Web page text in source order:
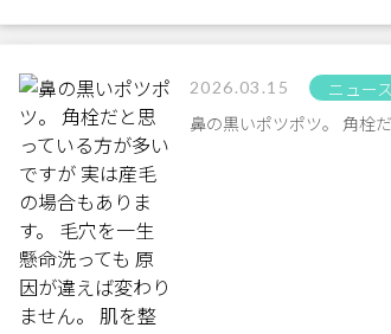
2026.03.15
ニュース
鼻の黒いポツポツ。 角栓